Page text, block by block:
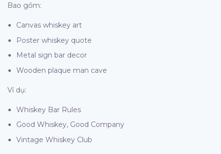
Bao gồm:
Canvas whiskey art
Poster whiskey quote
Metal sign bar decor
Wooden plaque man cave
Ví dụ:
Whiskey Bar Rules
Good Whiskey, Good Company
Vintage Whiskey Club